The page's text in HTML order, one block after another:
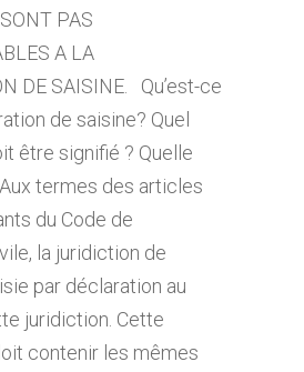
PAS
A LA
DE SAISINE. Qu’est-ce
de saisine? Quel
être signifié ? Quelle
termes des articles
du Code de
la juridiction de
par déclaration au
juridiction. Cette
contenir les mêmes